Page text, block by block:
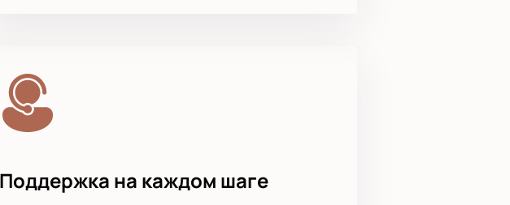
посмотреть расписание игр Единой Лиги ВТБ.
и получите электронный билет сразу после оплаты. Не
просмотра любимого клуба сейчас — купите билет
Поддержка на каждом шаге